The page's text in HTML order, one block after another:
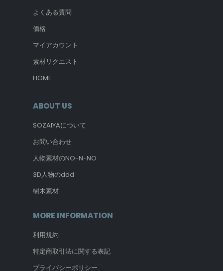
よくある質問
価格
マイアカウント
素材リクエスト
HOME
ABOUT US
SOZAIYAについて
お問い合わせ
人物素材のNO-N-NO
3D人物のddd
樹木素材
MORE INFORMATION
利用規約
特定商取引法に関する表記
プライバシーポリシー